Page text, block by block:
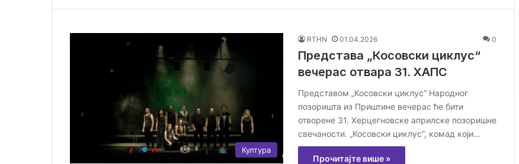
Култура
RTHN 01.04.2026 0
Представа „Косовски циклус“
вечерас отвара 31. ХАПС
Представом „Косовски циклус“ Народног
позоришта из Приштине вечерас ће бити
отворене 31. Херцегновске априлске позоришне
свечаности. „Косовски циклус“, комад који…
Прочитајте више »